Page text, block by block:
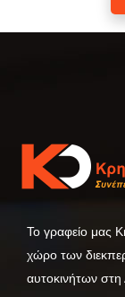
Το γραφείο μας
χώρο των
αυτοκινήτων στη